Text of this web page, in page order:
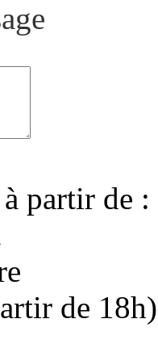
partir de :
de 18h)